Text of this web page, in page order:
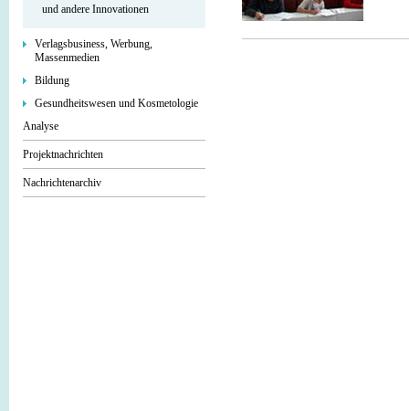
und andere Innovationen
Verlagsbusiness, Werbung,
Massenmedien
Bildung
Gesundheitswesen und Kosmetologie
Analyse
Projektnachrichten
Nachrichtenarchiv